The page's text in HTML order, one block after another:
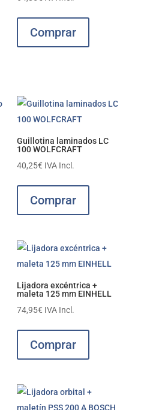
Comprar
Guillotina laminados LC
100 WOLFCRAFT
40,25€ IVA Incl.
Comprar
Lijadora excéntrica +
maleta 125 mm EINHELL
74,95€ IVA Incl.
Comprar